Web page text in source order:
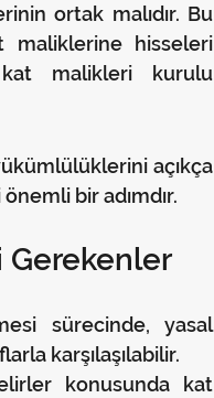
ortak malıdır. Bu
maliklerine hisseleri
kat malikleri kurulu
açıkça
bir adımdır.
Gerekenler
sürecinde, yasal
karşılaşılabilir.
konusunda kat